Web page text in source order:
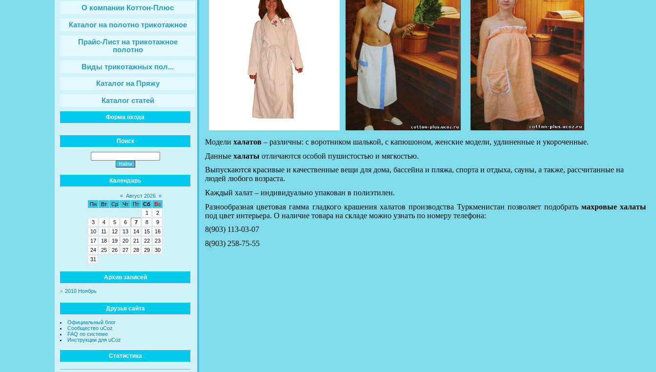
О компании Коттон-Плюс
Каталог на полотно трикотажное
Прайс-Лист на трикотажное
полотно
Виды трикотажных пол...
Каталог на Пряжу
Каталог статей
Форма входа
Поиск
Календарь
« Август 2026 »
Пн
Вт Ср Чт Пт Сб
Вс
1
2
3
4 5 6 7 8
9
10
11 12 13 14 15
16
17
18 19 20 21 22
23
24
25 26 27 28 29
30
31
Архив записей
2010 Ноябрь
Друзья сайта
Официальный блог
Сообщество uCoz
FAQ по системе
Инструкции для uCoz
Статистика
Модели халатов – различны: с воротником шалькой, с капюшоном, женские модели, удлиненные и укороченные.
Данные халаты отличаются особой пушистостью и мягкостью.
Выпускаются красивые и качественные вещи для дома, бассейна и пляжа, спорта и отдыха, сауны, а также, рассчитанные на
людей любого возраста.
Каждый халат – индивидуально упакован в полиэтилен.
Разнообразная цветовая гамма гладкого крашения халатов производства Туркменистан позволяет подобратьмахровые халаты
под цвет интерьера. О наличие товара на складе можно узнать по номеру телефона:
8(903) 113-03-07
8(903) 258-75-55